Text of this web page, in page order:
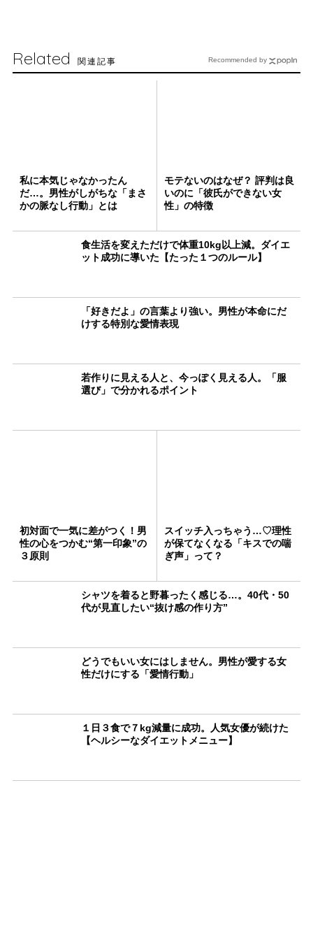
Related 関連記事
私に本気じゃなかったん
だ…。男性がしがちな「まさ
かの脈なし行動」とは
モテないのはなぜ？ 評判は良
いのに「彼氏ができない女
性」の特徴
食生活を変えただけで体重10kg以上減。ダイエ
ット成功に導いた【たった１つのルール】
「好きだよ」の言葉より強い。男性が本命にだ
けする特別な愛情表現
若作りに見える人と、今っぽく見える人。「服
選び」で分かれるポイント
初対面で一気に差がつく！男
性の心をつかむ“第一印象”の
３原則
スイッチ入っちゃう…♡理性
が保てなくなる「キスでの喘
ぎ声」って？
シャツを着ると野暮ったく感じる…。40代・50
代が見直したい“抜け感の作り方”
どうでもいい女にはしません。男性が愛する女
性だけにする「愛情行動」
１日３食で７kg減量に成功。人気女優が続けた
【ヘルシーなダイエットメニュー】
Recommended by